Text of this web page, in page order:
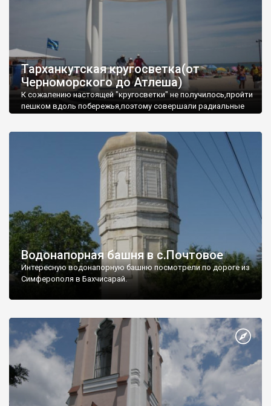
Тарханкутская кругосветка(от
Черноморского до Атлеша)
К сожалению настоящей "кругосветки" не получилось,пройти
пешком вдоль побережья,поэтому совершали радиальные
Водонапорная башня в с.Почтовое
Интересную водонапорную башню посмотрели по дороге из
Симферополя в Бахчисарай.